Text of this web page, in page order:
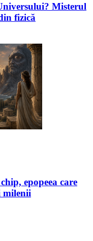
Misterul
fizică
epopeea care
milenii